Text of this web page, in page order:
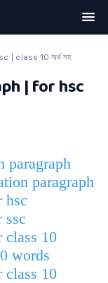
class 10 অর্থ সহ
| for hsc
paragraph
paragraph
hsc
ssc
class 10
words
class 10